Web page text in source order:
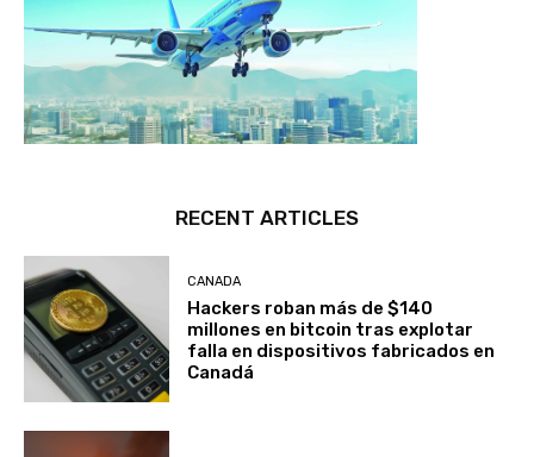
RECENT ARTICLES
CANADA
Hackers roban más de $140
millones en bitcoin tras explotar
falla en dispositivos fabricados en
Canadá